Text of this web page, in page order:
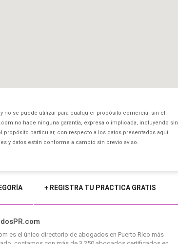
no se puede utilizar para cualquier propósito comercial sin el
no hace ninguna garantía, expresa o implicada, incluyendo sin
particular, con respecto a los datos presentados aquí.
y datos están conforme a cambio sin previo aviso.
+ REGISTRA TU PRACTICA GRATIS
es el único directorio de abogados en Puerto Rico más